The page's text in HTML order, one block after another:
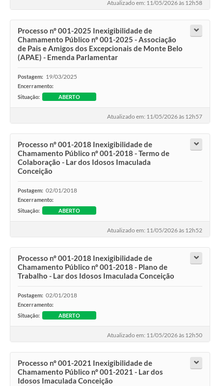
Atualizado em: 11/05/2026 às 12h58
Processo nº 001-2025 Inexigibilidade de
Chamamento Público nº 001-2025 - Associação
de Pais e Amigos dos Excepcionais de Monte Belo
(APAE) - Emenda Parlamentar
Postagem: 19/03/2025
Encerramento:
Situação:
ABERTO
Atualizado em: 11/05/2026 às 12h57
Processo nº 001-2018 Inexigibilidade de
Chamamento Público nº 001-2018 - Termo de
Colaboração - Lar dos Idosos Imaculada
Conceição
Postagem: 02/01/2018
Encerramento:
Situação:
ABERTO
Atualizado em: 11/05/2026 às 12h52
Processo nº 001-2018 Inexigibilidade de
Chamamento Público nº 001-2018 - Plano de
Trabalho - Lar dos Idosos Imaculada Conceição
Postagem: 02/01/2018
Encerramento:
Situação:
ABERTO
Atualizado em: 11/05/2026 às 12h50
Processo nº 001-2021 Inexigibilidade de
Chamamento Público nº 001-2021 - Lar dos
Idosos Imaculada Conceição